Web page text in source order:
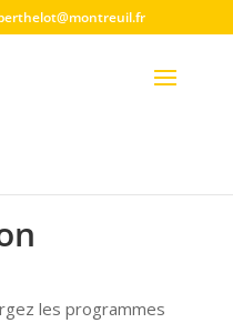
les programmes